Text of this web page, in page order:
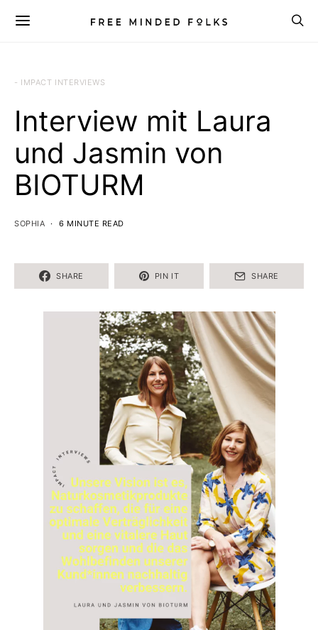
- IMPACT INTERVIEWS
Interview mit Laura
und Jasmin von
BIOTURM
SOPHIA 6 MINUTE READ
SHARE PIN IT SHARE